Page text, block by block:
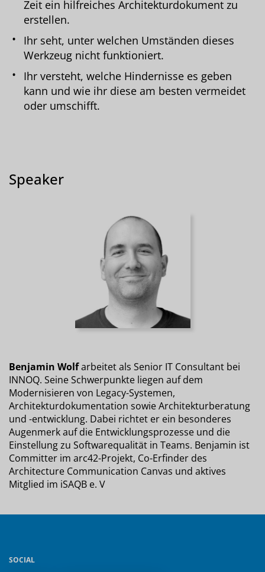
Zeit ein hilfreiches Architekturdokument zu
erstellen.
Ihr seht, unter welchen Umständen dieses
Werkzeug nicht funktioniert.
Ihr versteht, welche Hindernisse es geben
kann und wie ihr diese am besten vermeidet
oder umschifft.
Speaker
Benjamin Wolfarbeitet als Senior IT Consultant bei
INNOQ. Seine Schwerpunkte liegen auf dem
Modernisieren von Legacy-Systemen,
Architekturdokumentation sowie Architekturberatung
und -entwicklung. Dabei richtet er ein besonderes
Augenmerk auf die Entwicklungsprozesse und die
Einstellung zu Softwarequalität in Teams. Benjamin ist
Committer im arc42-Projekt, Co-Erfinder des
Architecture Communication Canvas und aktives
Mitglied im iSAQB e. V
SOCIAL